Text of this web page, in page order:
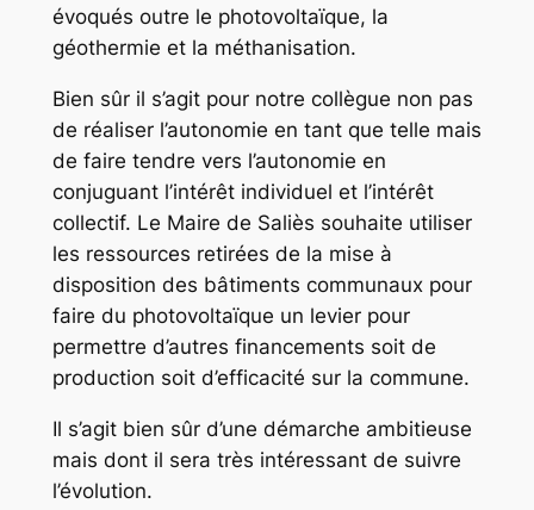
évoqués outre le photovoltaïque, la
géothermie et la méthanisation.
Bien sûr il s’agit pour notre collègue non pas
de réaliser l’autonomie en tant que telle mais
de faire tendre vers l’autonomie en
conjuguant l’intérêt individuel et l’intérêt
collectif. Le Maire de Saliès souhaite utiliser
les ressources retirées de la mise à
disposition des bâtiments communaux pour
faire du photovoltaïque un levier pour
permettre d’autres financements soit de
production soit d’efficacité sur la commune.
Il s’agit bien sûr d’une démarche ambitieuse
mais dont il sera très intéressant de suivre
l’évolution.